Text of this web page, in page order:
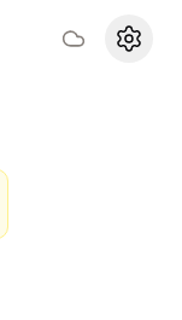
設定